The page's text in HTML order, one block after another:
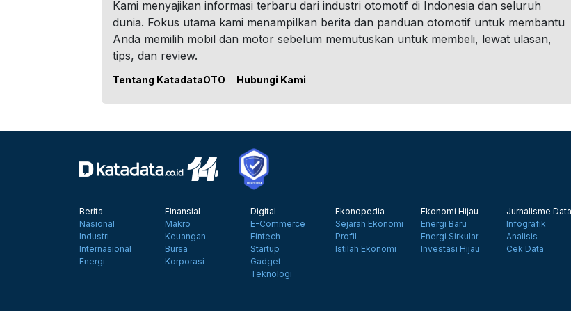
Kami menyajikan informasi terbaru dari industri otomotif di Indonesia dan seluruh
dunia. Fokus utama kami menampilkan berita dan panduan otomotif untuk membantu
Anda memilih mobil dan motor sebelum memutuskan untuk membeli, lewat ulasan,
tips, dan review.
Tentang KatadataOTO Hubungi Kami
Berita
Nasional
Industri
Internasional
Energi
Finansial
Makro
Keuangan
Bursa
Korporasi
Digital
E-Commerce
Fintech
Startup
Gadget
Teknologi
Ekonopedia
Sejarah Ekonomi
Profil
Istilah Ekonomi
Ekonomi Hijau
Energi Baru
Energi Sirkular
Investasi Hijau
Jurnalisme Data
Infografik
Analisis
Cek Data